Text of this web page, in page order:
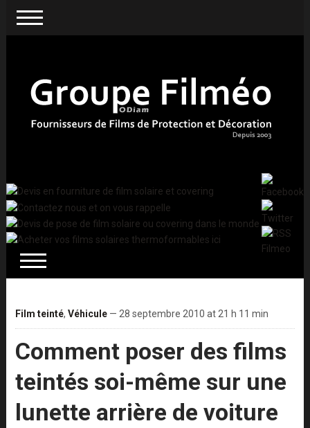
Film teinté, Véhicule— 28 septembre 2010 at 21 h 11 min
Comment poser des films
teintés soi-même sur une
lunette arrière de voiture